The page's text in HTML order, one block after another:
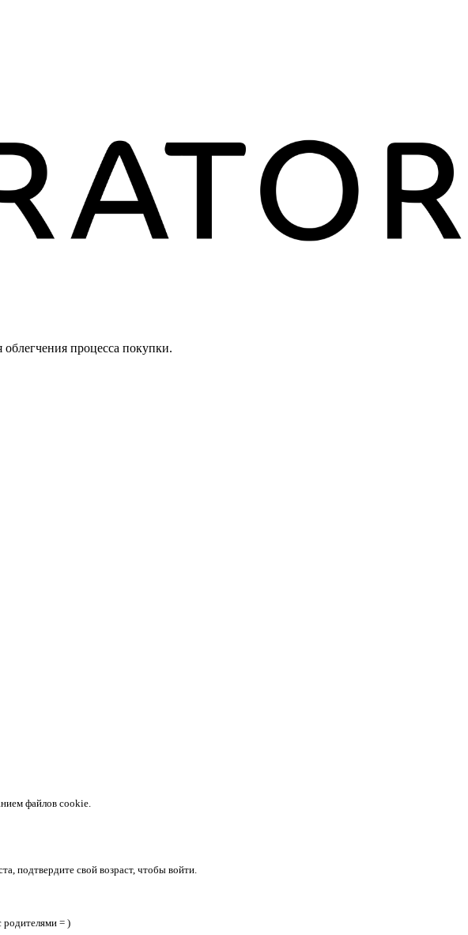
процесса покупки.
файлов cookie.
подтвердите свой возраст, чтобы войти.
родителями = )